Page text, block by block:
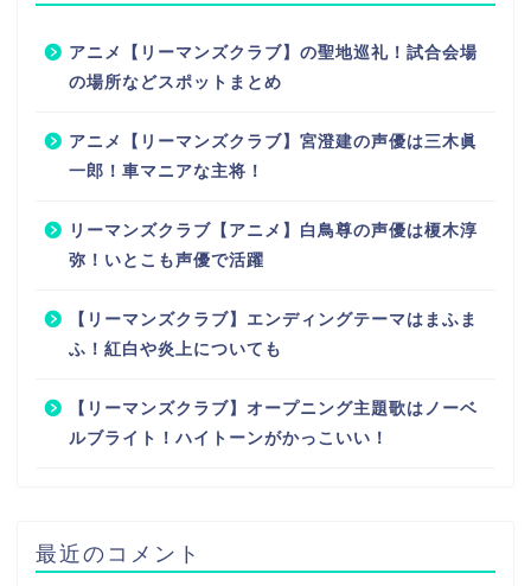
アニメ【リーマンズクラブ】の聖地巡礼！試合会場
の場所などスポットまとめ
アニメ【リーマンズクラブ】宮澄建の声優は三木眞
一郎！車マニアな主将！
リーマンズクラブ【アニメ】白鳥尊の声優は榎木淳
弥！いとこも声優で活躍
【リーマンズクラブ】エンディングテーマはまふま
ふ！紅白や炎上についても
【リーマンズクラブ】オープニング主題歌はノーベ
ルブライト！ハイトーンがかっこいい！
最近のコメント